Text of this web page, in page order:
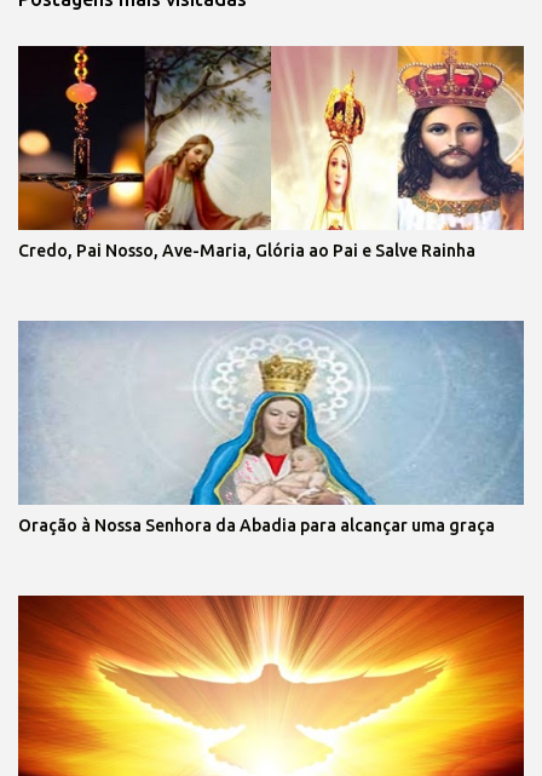
Credo, Pai Nosso, Ave-Maria, Glória ao Pai e Salve Rainha
Oração à Nossa Senhora da Abadia para alcançar uma graça